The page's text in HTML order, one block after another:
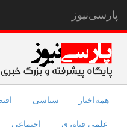
پارسی‌نیوز
همه‌اخبار سیاسی
علمی فناوری اجتماعی